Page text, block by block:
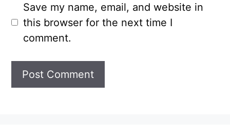
Save my name, email, and website in
this browser for the next time I
comment.